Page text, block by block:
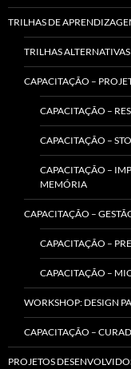
TRILHAS DE
TRILHAS
CAPACITAÇÃO –
CAPACITAÇÃO –
CAPACITAÇÃO –
CAPACITAÇÃO –
MEMÓRIA
CAPACITAÇÃO –
CAPACITAÇÃO –
CAPACITAÇÃO –
WORKSHOP: DESIGN
CAPACITAÇÃO –
PROJETOS